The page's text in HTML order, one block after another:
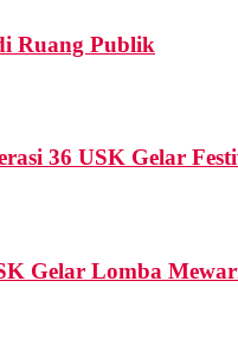
Ruang Publik
36 USK Gelar
Gelar Lomba